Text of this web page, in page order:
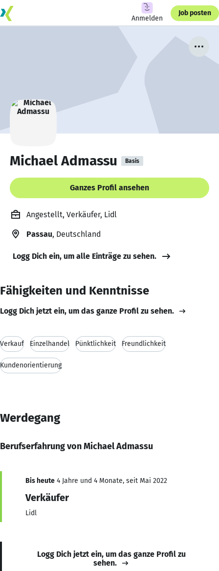
Anmelden
Job posten
Michael Admassu Basis
Ganzes Profil ansehen
Angestellt, Verkäufer, Lidl
Passau, Deutschland
Logg Dich ein, um alle Einträge zu sehen.
Fähigkeiten und Kenntnisse
Logg Dich jetzt ein, um das ganze Profil zu sehen.
Verkauf Einzelhandel Pünktlichkeit Freundlichkeit
Kundenorientierung
Werdegang
Berufserfahrung von Michael Admassu
Bis heute 4 Jahre und 4 Monate, seit Mai 2022
Verkäufer
Lidl
Logg Dich jetzt ein, um das ganze Profil zu
sehen.